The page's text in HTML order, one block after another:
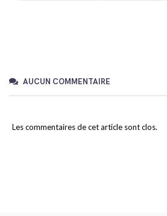
AUCUN COMMENTAIRE
Les commentaires de cet article sont clos.